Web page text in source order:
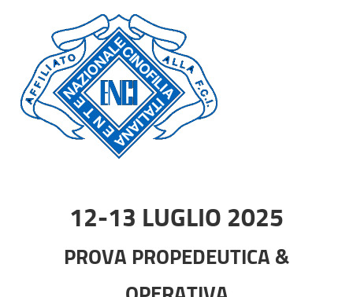
12-13 LUGLIO 2025
PROVA PROPEDEUTICA &